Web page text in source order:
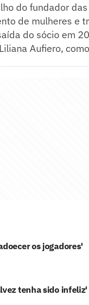
do fundador
de mulheres e
do sócio em
Aufiero,
os jogadores'
tenha sido infeliz'